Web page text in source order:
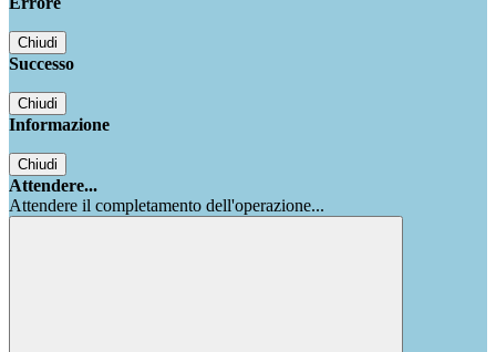
Chiudi
Successo
Chiudi
Informazione
Chiudi
Attendere...
Attendere il completamento dell'operazione...